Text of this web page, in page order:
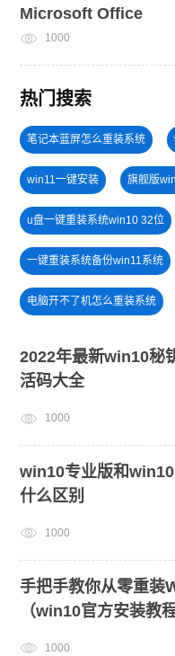
Microsoft Office
1000
热门搜索
笔记本蓝屏怎么重装系统
win11一键安装 旗舰版
u盘一键重装系统win10 32位
一键重装系统备份win11系统
电脑开不了机怎么重装系统
U盘PE启动盘制作 小白
电脑无法开机重装系统
win11怎么退回win10
2022年最新win10秘
活码大全
1000
win10专业版和
什么区别
1000
手把手教你从零重装
（win10官方安装教程
1000